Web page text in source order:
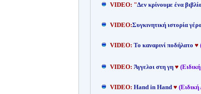
VIDEO: "Δεν κρίνουμε ένα
VIDEO:Συγκινητική ιστορία
VIDEO: Το καναρινί ποδήλατο ♥
VIDEO: Άγγελοι στη γη ♥
VIDEO: Hand in Hand♥